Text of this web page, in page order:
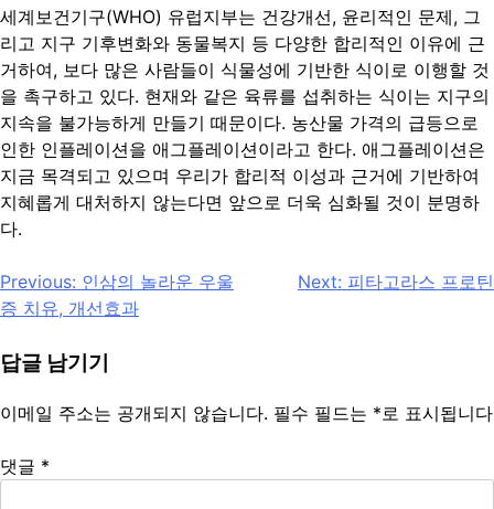
세계보건기구(WHO) 유럽지부는 건강개선, 윤리적인 문제, 그
리고 지구 기후변화와 동물복지 등 다양한 합리적인 이유에 근
거하여, 보다 많은 사람들이 식물성에 기반한 식이로 이행할 것
을 촉구하고 있다. 현재와 같은 육류를 섭취하는 식이는 지구의
지속을 불가능하게 만들기 때문이다. 농산물 가격의 급등으로
인한 인플레이션을 애그플레이션이라고 한다. 애그플레이션은
지금 목격되고 있으며 우리가 합리적 이성과 근거에 기반하여
지혜롭게 대처하지 않는다면 앞으로 더욱 심화될 것이 분명하
다.
글
탐
색
Previous: 인삼의 놀라운 우울
증 치유, 개선효과
Next: 피타고라스 프로틴
답글 남기기
이메일 주소는 공개되지 않습니다. 필수 필드는 *로 표시됩니다
댓글 *